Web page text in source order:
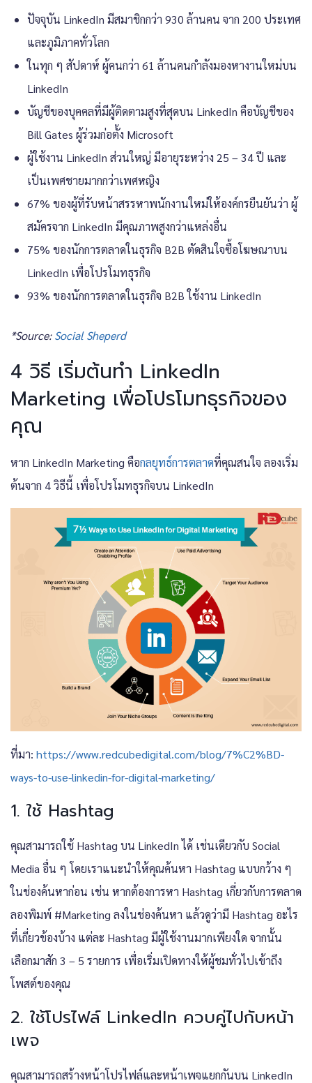
ปัจจุบัน LinkedIn มีสมาชิกกว่า 930 ล้านคน จาก 200 ประเทศ
และภูมิภาคทั่วโลก
ในทุก ๆ สัปดาห์ ผู้คนกว่า 61 ล้านคนกำลังมองหางานใหม่บน
LinkedIn
บัญชีของบุคคลที่มีผู้ติดตามสูงที่สุดบน LinkedIn คือบัญชีของ
Bill Gates ผู้ร่วมก่อตั้ง Microsoft
ผู้ใช้งาน LinkedIn ส่วนใหญ่ มีอายุระหว่าง 25 – 34 ปี และ
เป็นเพศชายมากกว่าเพศหญิง
67% ของผู้ที่รับหน้าสรรหาพนักงานใหม่ให้องค์กรยืนยันว่า ผู้
สมัครจาก LinkedIn มีคุณภาพสูงกว่าแหล่งอื่น
75% ของนักการตลาดในธุรกิจ B2B ตัดสินใจซื้อโฆษณาบน
LinkedIn เพื่อโปรโมทธุรกิจ
93% ของนักการตลาดในธุรกิจ B2B ใช้งาน LinkedIn
*Source:Social Sheperd
4 วิธี เริ่มต้นทำ LinkedIn
Marketing เพื่อโปรโมทธุรกิจของ
คุณ
หาก LinkedIn Marketing คือกลยุทธ์การตลาดที่คุณสนใจ ลองเริ่ม
ต้นจาก 4 วิธีนี้ เพื่อโปรโมทธุรกิจบน LinkedIn
ที่มา: https://www.redcubedigital.com/blog/7%C2%BD-
ways-to-use-linkedin-for-digital-marketing/
1. ใช้ Hashtag
คุณสามารถใช้ Hashtag บน LinkedIn ได้ เช่นเดียวกับ Social
Media อื่น ๆ โดยเราแนะนำให้คุณค้นหา Hashtag แบบกว้าง ๆ
ในช่องค้นหาก่อน เช่น หากต้องการหา Hashtag เกี่ยวกับการตลาด
ลองพิมพ์ #Marketing ลงในช่องค้นหา แล้วดูว่ามี Hashtag อะไร
ที่เกี่ยวข้องบ้าง แต่ละ Hashtag มีผู้ใช้งานมากเพียงใด จากนั้น
เลือกมาสัก 3 – 5 รายการ เพื่อเริ่มเปิดทางให้ผู้ชมทั่วไปเข้าถึง
โพสต์ของคุณ
2. ใช้โปรไฟล์ LinkedIn ควบคู่ไปกับหน้า
เพจ
คุณสามารถสร้างหน้าโปรไฟล์และหน้าเพจแยกกันบน LinkedIn